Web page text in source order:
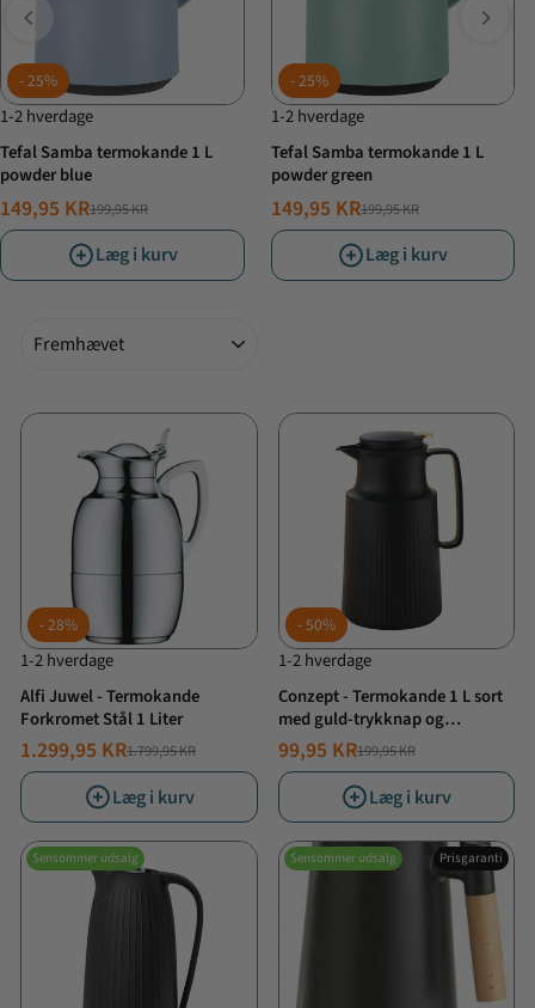
25%
1-2 hverdage
Tefal Samba termokande 1 L
powder blue
NORMALPRIS199,95 KR
TILBUDSPRIS
149,95 KR
Læg i kurv
25%
1-2 hverdage
Tefal Samba termokande 1 L
powder green
NORMALPRIS199,95 KR
TILBUDSPRIS
149,95 KR
Læg i kurv
28%
1-2 hverdage
Alfi Juwel - Termokande
Forkromet Stål 1 Liter
NORMALPRIS1.799,95 KR
TILBUDSPRIS
1.299,95 KR
Læg i kurv
50%
1-2 hverdage
Conzept - Termokande 1 L sort
med guld-trykknap og
glasindsats
NORMALPRIS
199,95 KR
TILBUDSPRIS
99,95 KR
Læg i kurv
Sensommer udsalg Sensommer udsalg Prisgaranti